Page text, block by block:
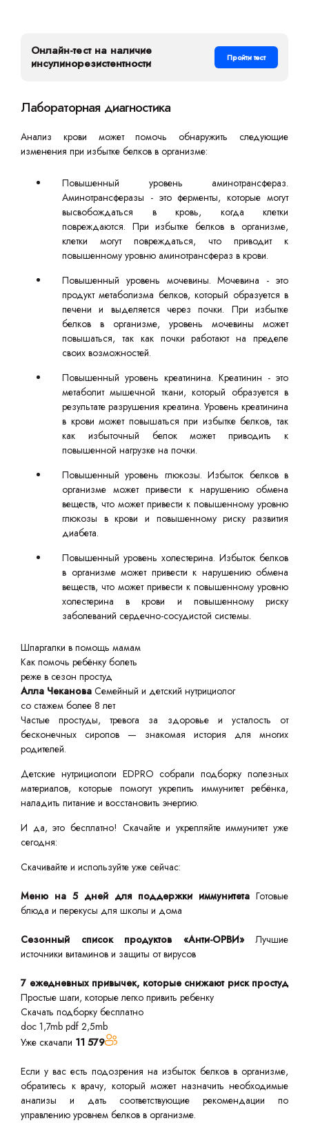
Онлайн-тест на наличие
инсулинорезистентности
Пройти тест
Лабораторная диагностика
Анализ крови может помочь обнаружить следующие
изменения при избытке белков в организме:
Повышенный уровень аминотрансфераз.
Аминотрансферазы - это ферменты, которые могут
высвобождаться в кровь, когда клетки
повреждаются. При избытке белков в организме,
клетки могут повреждаться, что приводит к
повышенному уровню аминотрансфераз в крови.
Повышенный уровень мочевины. Мочевина - это
продукт метаболизма белков, который образуется в
печени и выделяется через почки. При избытке
белков в организме, уровень мочевины может
повышаться, так как почки работают на пределе
своих возможностей.
Повышенный уровень креатинина. Креатинин - это
метаболит мышечной ткани, который образуется в
результате разрушения креатина. Уровень креатинина
в крови может повышаться при избытке белков, так
как избыточный белок может приводить к
повышенной нагрузке на почки.
Повышенный уровень глюкозы. Избыток белков в
организме может привести к нарушению обмена
веществ, что может привести к повышенному уровню
глюкозы в крови и повышенному риску развития
диабета.
Повышенный уровень холестерина. Избыток белков
в организме может привести к нарушению обмена
веществ, что может привести к повышенному уровню
холестерина в крови и повышенному риску
заболеваний сердечно-сосудистой системы.
Шпаргалки в помощь мамам
Как помочь ребёнку болеть
реже в сезон простуд
Алла Чеканова Семейный и детский нутрициолог
со стажем более 8 лет
Частые простуды, тревога за здоровье и усталость от
бесконечных сиропов — знакомая история для многих
родителей.
Детские нутрициологи EDPRO собрали подборку полезных
материалов, которые помогут укрепить иммунитет ребёнка,
наладить питание и восстановить энергию.
И да, это бесплатно! Скачайте и укрепляйте иммунитет уже
сегодня:
Скачивайте и используйте уже сейчас:
Меню на 5 дней для поддержки иммунитета Готовые
блюда и перекусы для школы и дома
Сезонный список продуктов «Анти-ОРВИ»
Лучшие
источники витаминов и защиты от вирусов
7 ежедневных привычек, которые снижают риск простуд
Простые шаги, которые легко привить ребенку
Скачать подборку бесплатно
doc 1,7mb pdf 2,5mb
Уже скачали 11 579
Если у вас есть подозрения на избыток белков в организме,
обратитесь к врачу, который может назначить необходимые
анализы и дать соответствующие рекомендации по
управлению уровнем белков в организме.